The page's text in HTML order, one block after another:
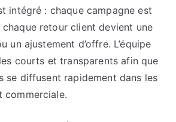
intégré : chaque campagne est
chaque retour client devient une
un ajustement d’offre. L’équipe
courts et transparents afin que
se diffusent rapidement dans les
commerciale.